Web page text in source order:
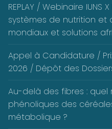
REPLAY / Webinaire IUNS
systèmes de nutrition et
mondiaux et solutions
Appel à Candidature / Prix
2026 / Dépôt des
Au-delà des fibres :
phénoliques des
métabolique ?